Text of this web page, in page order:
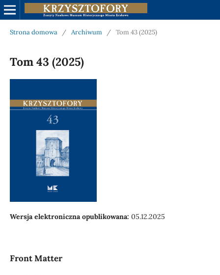
Strona domowa / Archiwum / Tom 43 (2025)
Tom 43 (2025)
Wersja elektroniczna opublikowana: 05.12.2025
Front Matter